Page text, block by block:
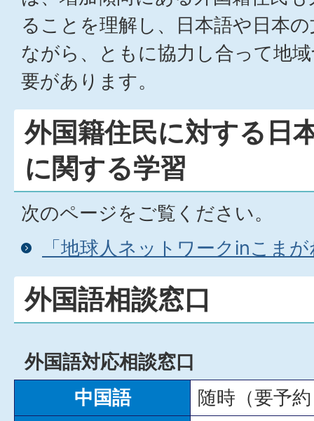
ることを理解し、日本語や日本
ながら、ともに協力し合って地
要があります。
外国籍住民に対する日
に関する学習
次のページをご覧ください。
「地球人ネットワークinこま
外国語相談窓口
外国語対応相談窓口
中国語
随時（要予